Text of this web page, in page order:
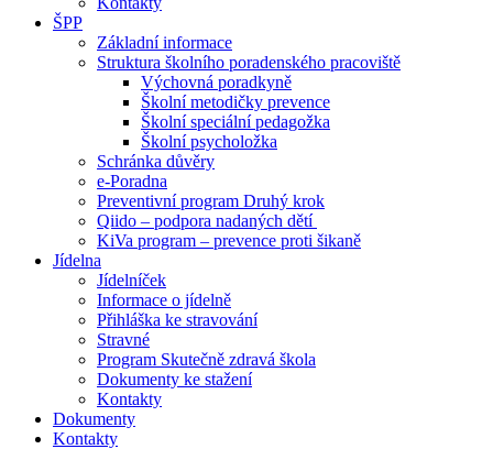
ŠPP
Základní informace
Struktura školního poradenského pracoviště
Výchovná poradkyně
Školní metodičky prevence
Školní speciální pedagožka
Školní psycholožka
Schránka důvěry
e-Poradna
Preventivní program Druhý krok
Qiido – podpora nadaných dětí
KiVa program – prevence proti šikaně
Jídelna
Jídelníček
Informace o jídelně
Přihláška ke stravování
Stravné
Program Skutečně zdravá škola
Dokumenty ke stažení
Kontakty
Dokumenty
Kontakty